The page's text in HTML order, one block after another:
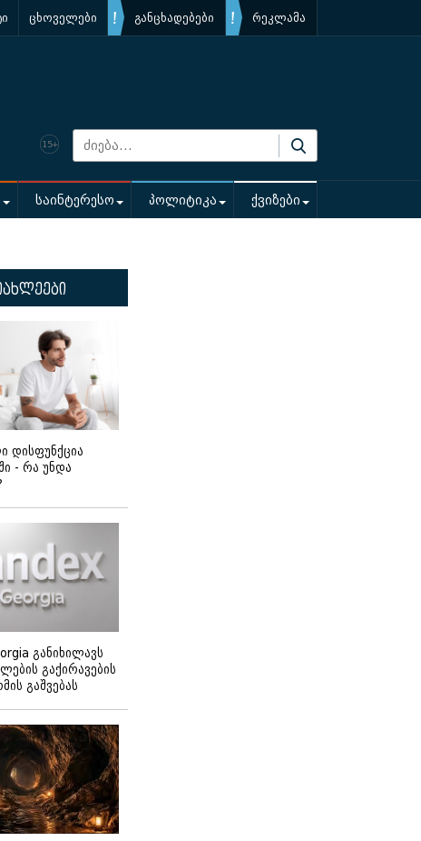
ცხოველები განცხადებები რეკლამა
საინტერესო პოლიტიკა ქვიზები
დისფუნქცია
- რა უნდა
განიხილავს
გაქირავების
გაშვებას